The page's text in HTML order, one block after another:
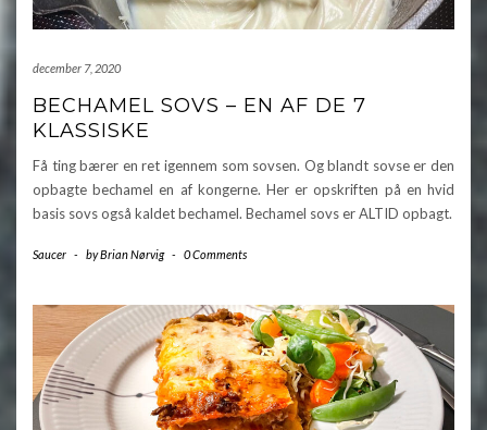
december 7, 2020
BECHAMEL SOVS – EN AF DE 7
KLASSISKE
Få ting bærer en ret igennem som sovsen. Og blandt sovse er den
opbagte bechamel en af kongerne. Her er opskriften på en hvid
basis sovs også kaldet bechamel. Bechamel sovs er ALTID opbagt.
Saucer - byBrian Nørvig - 0 Comments